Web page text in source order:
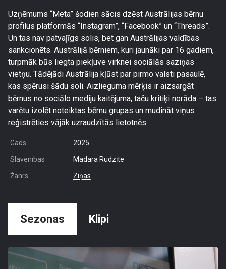
Uzņēmums “Meta” šodien sācis dzēst Austrālijas bērnu
profilus platformās “Instagram”, “Facebook” un “Threads”.
Un tas nav patvaļīgs solis, bet gan Austrālijas valdības
sankcionēts. Austrālijā bērniem, kuri jaunāki par 16 gadiem,
turpmāk būs liegta piekļuve virknei sociālās saziņas
vietņu. Tādējādi Austrālija kļūst par pirmo valsti pasaulē,
kas spērusi šādu soli. Aizlieguma mērķis ir aizsargāt
bērnus no sociālo mediju kaitējuma, taču kritiķi norāda – tas
varētu izolēt noteiktas bērnu grupas un mudināt viņus
reģistrēties vājāk uzraudzītās lietotnēs.
Gads 2025
Slavenības Madara Rudzīte
Žanrs Ziņas
Sezonas Klipi